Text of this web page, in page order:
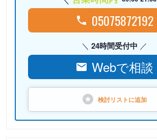
05075872192
24時間受付中
Webで相談
検討リストに追加